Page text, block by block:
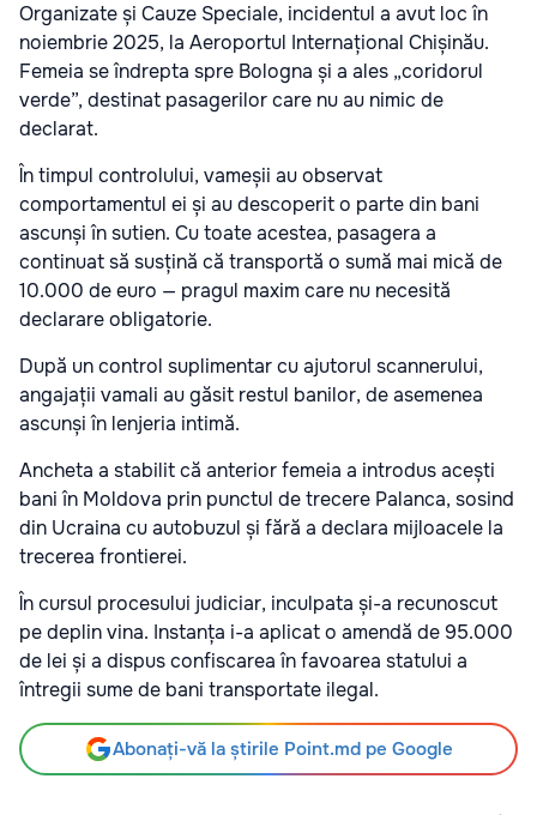
Organizate și Cauze Speciale, incidentul a avut loc în
noiembrie 2025, la Aeroportul Internațional Chișinău.
Femeia se îndrepta spre Bologna și a ales „coridorul
verde”, destinat pasagerilor care nu au nimic de
declarat.
În timpul controlului, vameșii au observat
comportamentul ei și au descoperit o parte din bani
ascunși în sutien. Cu toate acestea, pasagera a
continuat să susțină că transportă o sumă mai mică de
10.000 de euro — pragul maxim care nu necesită
declarare obligatorie.
După un control suplimentar cu ajutorul scannerului,
angajații vamali au găsit restul banilor, de asemenea
ascunși în lenjeria intimă.
Ancheta a stabilit că anterior femeia a introdus acești
bani în Moldova prin punctul de trecere Palanca, sosind
din Ucraina cu autobuzul și fără a declara mijloacele la
trecerea frontierei.
În cursul procesului judiciar, inculpata și-a recunoscut
pe deplin vina. Instanța i-a aplicat o amendă de 95.000
de lei și a dispus confiscarea în favoarea statului a
întregii sume de bani transportate ilegal.
Abonați-vă la știrile Point.md pe Google